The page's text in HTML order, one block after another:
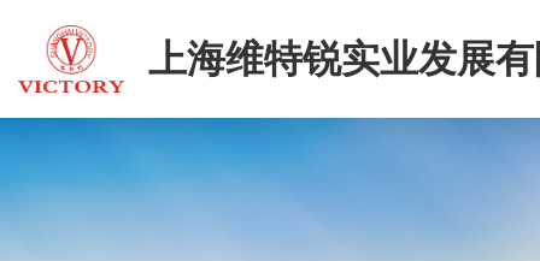
上海维特锐实业发展